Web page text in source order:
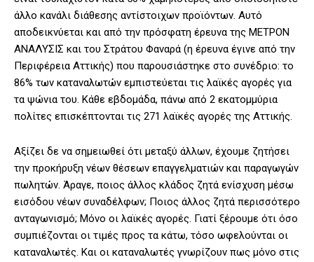
άλλο κανάλι διάθεσης αντίστοιχων προϊόντων. Αυτό
αποδεικνύεται και από την πρόσφατη έρευνα της ΜΕΤΡΟΝ
ΑΝΑΛΥΣΙΣ και του Στράτου Φαναρά (η έρευνα έγινε από την
Περιφέρεια Αττικής) που παρουσιάστηκε στο συνέδριο: το
86% των καταναλωτών εμπιστεύεται τις λαϊκές αγορές για
τα ψώνια του. Κάθε εβδομάδα, πάνω από 2 εκατομμύρια
πολίτες επισκέπτονται τις 271 λαϊκές αγορές της Αττικής.
Αξίζει δε να σημειωθεί ότι μεταξύ άλλων, έχουμε ζητήσει
την προκήρυξη νέων θέσεων επαγγελματιών και παραγωγών
πωλητών. Άραγε, ποιος άλλος κλάδος ζητά ενίσχυση μέσω
εισόδου νέων συναδέλφων; Ποιος άλλος ζητά περισσότερο
ανταγωνισμό; Μόνο οι λαϊκές αγορές. Γιατί ξέρουμε ότι όσο
συμπιέζονται οι τιμές προς τα κάτω, τόσο ωφελούνται οι
καταναλωτές. Και οι καταναλωτές γνωρίζουν πως μόνο στις